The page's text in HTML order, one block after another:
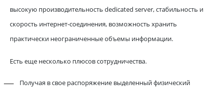
высокую производительность dedicated server, стабильность и
скорость интернет-соединения, возможность хранить
практически неограниченные объемы информации.
Есть еще несколько плюсов сотрудничества.
Получая в свое распоряжение выделенный физический